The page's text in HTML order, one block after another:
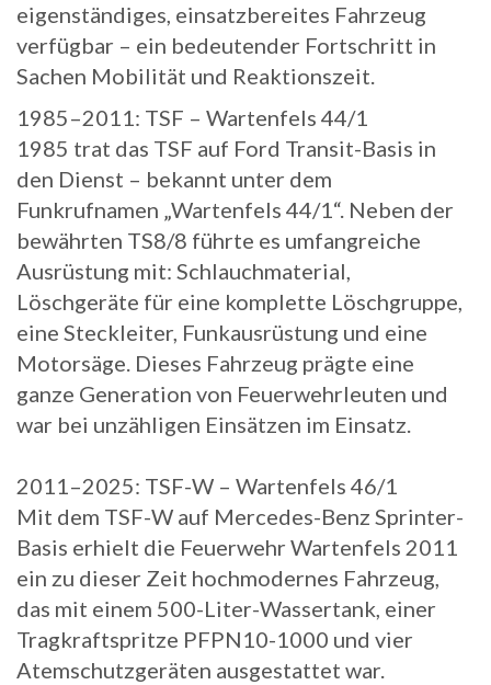
eigenständiges, einsatzbereites Fahrzeug
verfügbar – ein bedeutender Fortschritt in
Sachen Mobilität und Reaktionszeit.
1985–2011: TSF – Wartenfels 44/1
1985 trat das TSF auf Ford Transit-Basis in
den Dienst – bekannt unter dem
Funkrufnamen „Wartenfels 44/1“. Neben der
bewährten TS8/8 führte es umfangreiche
Ausrüstung mit: Schlauchmaterial,
Löschgeräte für eine komplette Löschgruppe,
eine Steckleiter, Funkausrüstung und eine
Motorsäge. Dieses Fahrzeug prägte eine
ganze Generation von Feuerwehrleuten und
war bei unzähligen Einsätzen im Einsatz.
2011–2025: TSF-W – Wartenfels 46/1
Mit dem TSF-W auf Mercedes-Benz Sprinter-
Basis erhielt die Feuerwehr Wartenfels 2011
ein zu dieser Zeit hochmodernes Fahrzeug,
das mit einem 500-Liter-Wassertank, einer
Tragkraftspritze PFPN10-1000 und vier
Atemschutzgeräten ausgestattet war.